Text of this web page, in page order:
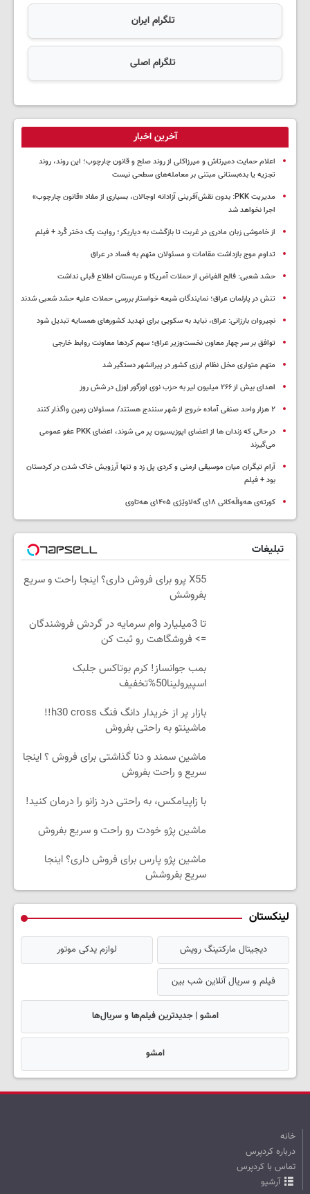
تلگرام ایران
تلگرام اصلی
آخرین اخبار
اعلام حمایت دمیرتاش و میرزاکلی از روند صلح و قانون چارچوب؛ این روند، روند
تجزیه یا بده‌بستانی مبتنی بر معامله‌های سطحی نیست
مدیریت PKK: بدون نقش‌آفرینی آزادانه اوجالان، بسیاری از مفاد «قانون چارچوب»
اجرا نخواهد شد
از خاموشی زبان مادری در غربت تا بازگشت به دیاربکر؛ روایت یک دختر کُرد + فیلم
تداوم موج بازداشت مقامات و مسئولان متهم به فساد در عراق
حشد شعبی: فالح الفیاض از حملات آمریکا و عربستان اطلاع قبلی نداشت
تنش در پارلمان عراق؛ نمایندگان شیعه خواستار بررسی حملات علیه حشد شعبی شدند
نچیروان بارزانی: عراق، نباید به سکویی برای تهدید کشورهای همسایه تبدیل شود
توافق بر سر چهار معاون نخست‌وزیر عراق؛ سهم کردها معاونت روابط خارجی
متهم متواری مخل نظام ارزی کشور در پیرانشهر دستگیر شد
اهدای بیش از ۲۶۶ میلیون لیر به حزب نوی اوزگور اوزل در شش روز
۲ هزار واحد صنفی آماده خروج از شهر سنندج هستند/ مسئولان زمین واگذار کنند
در حالی که زندان ها از اعضای اپوزیسیون پر می شوند، اعضای PKK عفو عمومی
می‌گیرند
آرام تیگران میان موسیقی ارمنی و کردی پل زد و تنها آرزویش خاک شدن در کردستان
بود + فیلم
کورتەی هەواڵەکانی ۱۸ی گەلاوێژی ۱۴۰۵ی هەتاوی
تبلیغات
X55 پرو برای فروش داری؟ اینجا راحت و سریع
بفروشش
تا 3میلیارد وام سرمایه در گردش فروشندگان
=> فروشگاهت رو ثبت کن
بمب جوانساز! کرم بوتاکس جلبک
اسپیرولینا50%تخفیف
بازار پر از خریدار دانگ فنگ h30 cross!!
ماشینتو به راحتی بفروش
ماشین سمند و دنا گذاشتی برای فروش ؟ اینجا
سریع و راحت بفروش
با زاپیامکس، به راحتی درد زانو را درمان کنید!
ماشین پژو خودت رو راحت و سریع بفروش
ماشین پژو پارس برای فروش داری؟ اینجا
سریع بفروشش
لینکستان
دیجیتال مارکتینگ رویش لوازم یدکی موتور
فیلم و سریال آنلاین شب بین
امشو | جدیدترین فیلم‌ها و سریال‌ها
امشو
خانه
درباره کردپرس
تماس با کردپرس
آرشیو